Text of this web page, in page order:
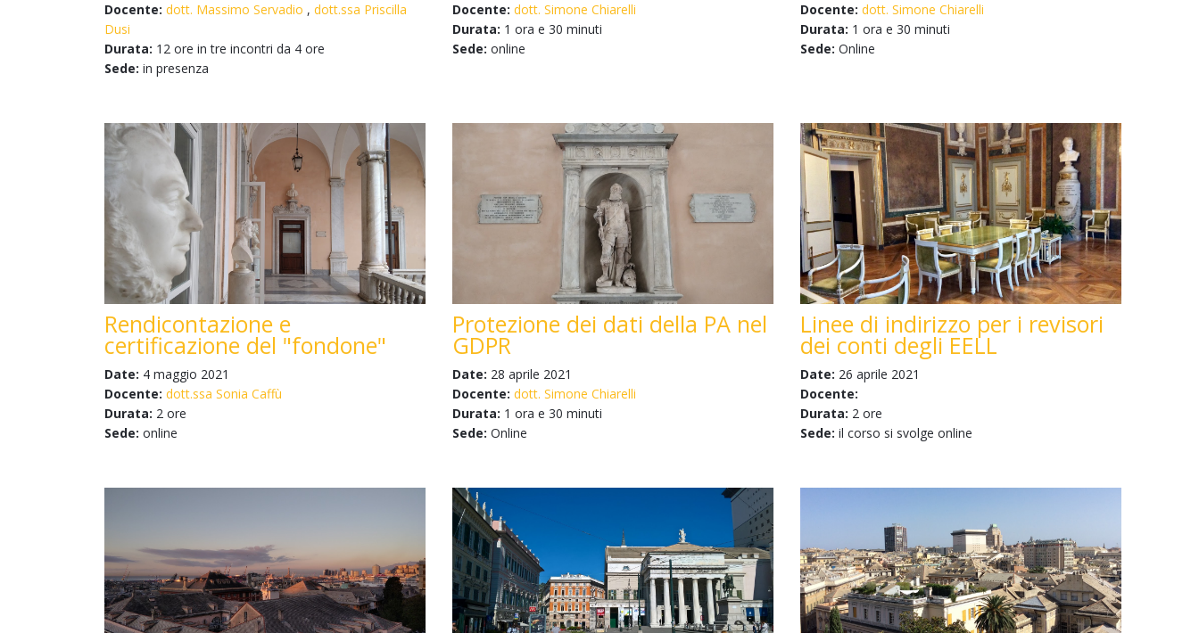
Docente: dott. Massimo Servadio , dott.ssa Priscilla
Dusi
Durata: 12 ore in tre incontri da 4 ore
Sede: in presenza
Docente: dott. Simone Chiarelli
Durata: 1 ora e 30 minuti
Sede: online
Docente: dott. Simone Chiarelli
Durata: 1 ora e 30 minuti
Sede: Online
Rendicontazione e
certificazione del "fondone"
Date: 4 maggio 2021
Docente: dott.ssa Sonia Caffù
Durata: 2 ore
Sede: online
Protezione dei dati della PA nel
GDPR
Date: 28 aprile 2021
Docente: dott. Simone Chiarelli
Durata: 1 ora e 30 minuti
Sede: Online
Linee di indirizzo per i revisori
dei conti degli EELL
Date: 26 aprile 2021
Docente:
Durata: 2 ore
Sede: il corso si svolge online